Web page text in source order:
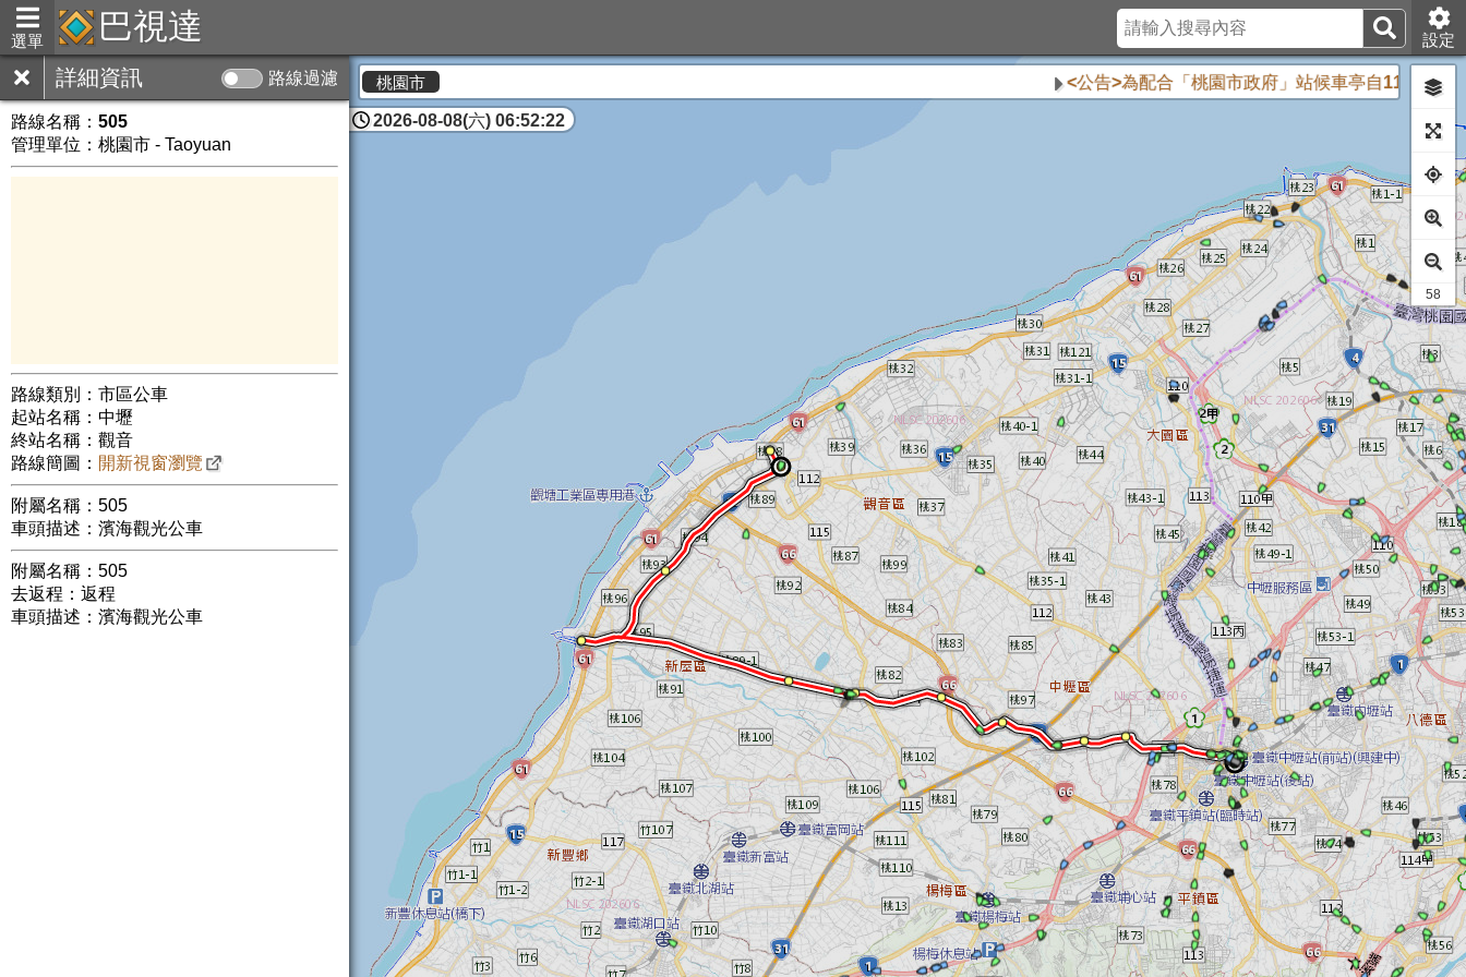
選單 巴視達 設定
詳細資訊 路線過濾
路線名稱： 505
管理單位：桃園市 - Taoyuan
路線類別：市區公車
起站名稱：中壢
終站名稱：觀音
路線簡圖： 開新視窗瀏覽
附屬名稱：505
車頭描述：濱海觀光公車
附屬名稱：505
去返程：返程
車頭描述：濱海觀光公車
桃園市 <公告>為配合「桃園市政府」站候車亭自115年8月10
2026-08-08(六) 06:52:22
38